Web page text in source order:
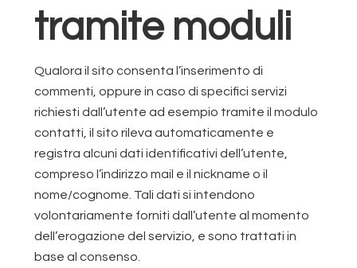
tramite moduli
Qualora il sito consenta l’inserimento di
commenti, oppure in caso di specifici servizi
richiesti dall’utente ad esempio tramite il modulo
contatti, il sito rileva automaticamente e
registra alcuni dati identificativi dell’utente,
compreso l’indirizzo mail e il nickname o il
nome/cognome. Tali dati si intendono
volontariamente forniti dall’utente al momento
dell’erogazione del servizio, e sono trattati in
base al consenso.